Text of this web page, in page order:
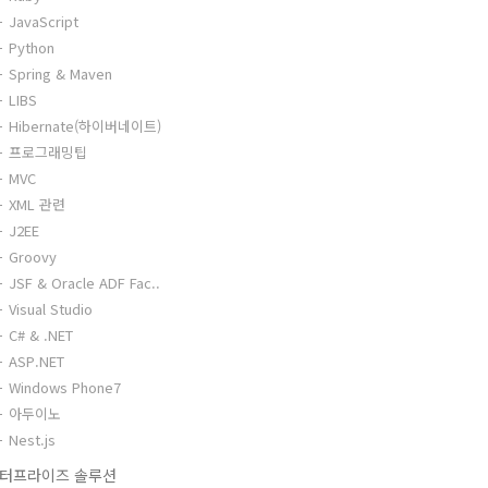
JavaScript
Python
Spring & Maven
LIBS
Hibernate(하이버네이트)
프로그래밍팁
MVC
XML 관련
J2EE
Groovy
JSF & Oracle ADF Fac..
Visual Studio
C# & .NET
ASP.NET
Windows Phone7
아두이노
Nest.js
프라이즈 솔루션